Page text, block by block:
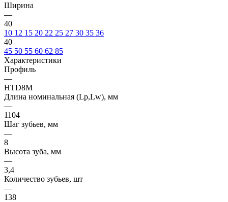
Ширина
—
40
10 12 15 20 22 25 27 30 35 36
40
45 50 55 60 62 85
Характеристики
Профиль
—
HTD8M
Длина номинальная (Lp,Lw), мм
—
1104
Шаг зубьев, мм
—
8
Высота зуба, мм
—
3,4
Количество зубьев, шт
—
138